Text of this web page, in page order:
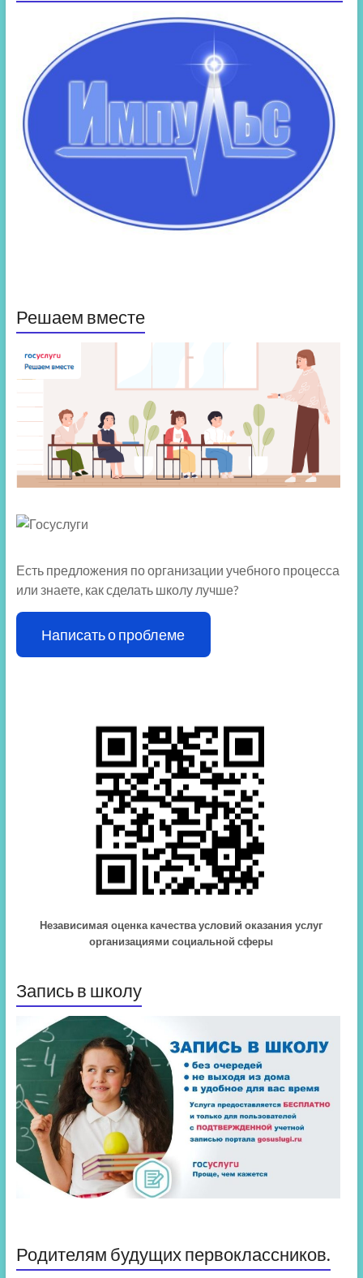
Решаем вместе
Есть предложения по организации учебного процесса
или знаете, как сделать школу лучше?
Написать о проблеме
Независимая оценка качества условий оказания услуг
организациями социальной сферы
Запись в школу
Родителям будущих первоклассников.